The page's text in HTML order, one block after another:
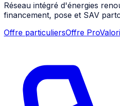
Réseau intégré d'énergies
financement, pose et SAV
Offre particuliersOffre Pro